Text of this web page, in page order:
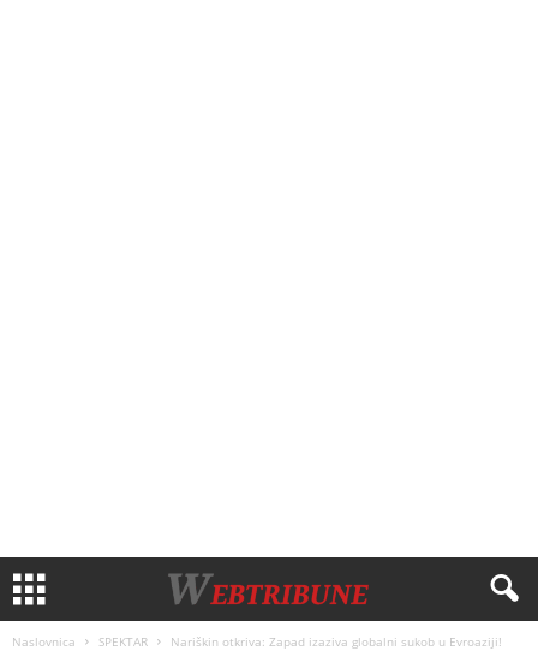
Naslovnica SPEKTAR Nariškin otkriva: Zapad izaziva globalni sukob u Evroaziji!